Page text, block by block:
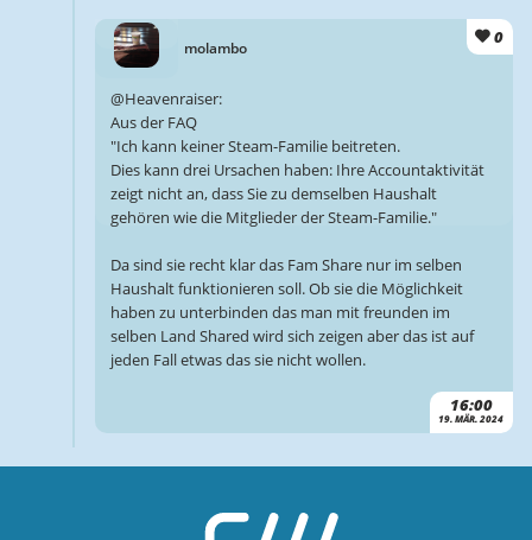
molambo
0
16:00
19. MÄR. 2024
@Heavenraiser:
Aus der FAQ
"Ich kann keiner Steam-Familie beitreten.
Dies kann drei Ursachen haben: Ihre Accountaktivität
zeigt nicht an, dass Sie zu demselben Haushalt
gehören wie die Mitglieder der Steam-Familie."
Da sind sie recht klar das Fam Share nur im selben
Haushalt funktionieren soll. Ob sie die Möglichkeit
haben zu unterbinden das man mit freunden im
selben Land Shared wird sich zeigen aber das ist auf
jeden Fall etwas das sie nicht wollen.